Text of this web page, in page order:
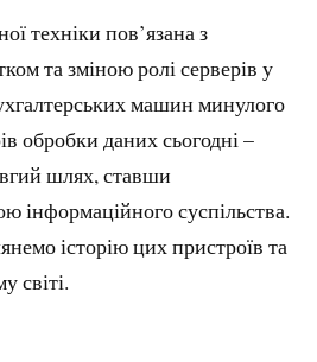
техніки пов’язана з
та зміною ролі серверів у
машин минулого
обробки даних сьогодні –
шлях, ставши
інформаційного суспільства.
історію цих пристроїв та
світі.